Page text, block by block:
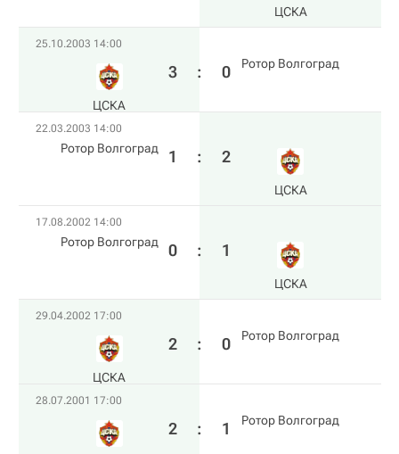
ЦСКА
25.10.2003 14:00
ЦСКА
3 : 0 Ротор Волгоград
22.03.2003 14:00
Ротор Волгоград 1 : 2
ЦСКА
17.08.2002 14:00
Ротор Волгоград 0 : 1
ЦСКА
29.04.2002 17:00
ЦСКА
2 : 0 Ротор Волгоград
28.07.2001 17:00
2 : 1 Ротор Волгоград